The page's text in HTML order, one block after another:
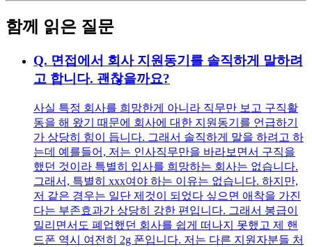
함께 읽은 질문
Q. 면접에서 회사 지원동기를 솔직하게 말하려
고 합니다. 괜찮을까요?
사실 특정 회사를 희망한게 아니라 직무만 보고 구직활
동을 해 왔기 때문에 회사에 대한 지원동기를 언급하기
가 상당히 힘이 듭니다. 그래서 솔직하게 말을 하려고 하
는데 예를들어, 저는 인사직무만을 바라보면서 구직을
했던 것이라 특별히 입사를 희망하는 회사는 없습니다.
그래서, 특별히 xxx여야 하는 이유는 없습니다. 하지만,
저 같은 경우는 일단 제것이 되었다 싶으면 애착을 가진
다는 부존효과가 상당히 강한 편입니다. 그래서 봉급이
밀리면서도 폐업했던 회사를 쉽게 떠나지 못했고 제 핸
드폰 역시 여전히 2g 폰입니다. 저는 다른 지원자분들 처